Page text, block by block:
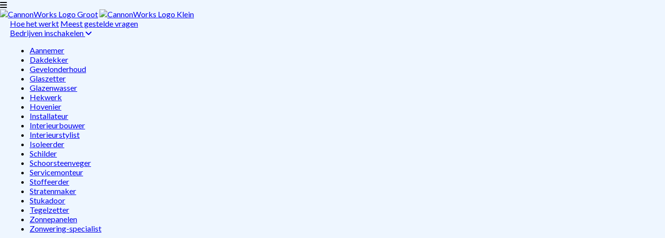
Hoe het werkt Meest gestelde vragen
Bedrijven inschakelen
Aannemer
Dakdekker
Gevelonderhoud
Glaszetter
Glazenwasser
Hekwerk
Hovenier
Installateur
Interieurbouwer
Interieurstylist
Isoleerder
Schilder
Schoorsteenveger
Servicemonteur
Stoffeerder
Stratenmaker
Stukadoor
Tegelzetter
Zonnepanelen
Zonwering-specialist